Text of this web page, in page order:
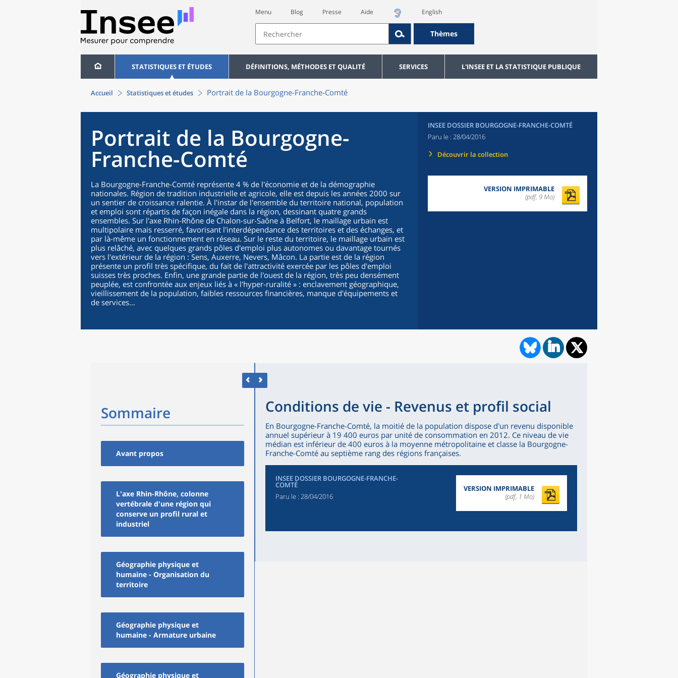
Menu Blog Presse Aide English
Thèmes
STATISTIQUES ET ÉTUDES DÉFINITIONS, MÉTHODES ET QUALITÉ SERVICES L'INSEE ET LA STATISTIQUE PUBLIQUE
Accueil Statistiques et études Portrait de la Bourgogne-Franche-Comté
Portrait de la Bourgogne-
Franche-Comté
La Bourgogne-Franche-Comté représente 4 % de l'économie et de la démographie
nationales. Région de tradition industrielle et agricole, elle est depuis les années 2000 sur
un sentier de croissance ralentie. À l'instar de l'ensemble du territoire national, population
et emploi sont répartis de façon inégale dans la région, dessinant quatre grands
ensembles. Sur l'axe Rhin-Rhône de Chalon-sur-Saône à Belfort, le maillage urbain est
multipolaire mais resserré, favorisant l'interdépendance des territoires et des échanges, et
par là-même un fonctionnement en réseau. Sur le reste du territoire, le maillage urbain est
plus relâché, avec quelques grands pôles d'emploi plus autonomes ou davantage tournés
vers l'extérieur de la région : Sens, Auxerre, Nevers, Mâcon. La partie est de la région
présente un profil très spécifique, du fait de l'attractivité exercée par les pôles d'emploi
suisses très proches. Enfin, une grande partie de l'ouest de la région, très peu densément
peuplée, est confrontée aux enjeux liés à « l'hyper-ruralité » : enclavement géographique,
vieillissement de la population, faibles ressources financières, manque d'équipements et
de services...
INSEE DOSSIER BOURGOGNE-FRANCHE-COMTÉ
Paru le : 28/04/2016
Découvrir la collection
VERSION IMPRIMABLE
(pdf, 9 Mo)
Sommaire
Avant propos
L'axe Rhin-Rhône, colonne
vertébrale d'une région qui
conserve un profil rural et
industriel
Géographie physique et
humaine - Organisation du
territoire
Géographie physique et
humaine - Armature urbaine
Géographie physique et
Conditions de vie - Revenus et profil social
En Bourgogne-Franche-Comté, la moitié de la population dispose d'un revenu disponible
annuel supérieur à 19 400 euros par unité de consommation en 2012. Ce niveau de vie
médian est inférieur de 400 euros à la moyenne métropolitaine et classe la Bourgogne-
Franche-Comté au septième rang des régions françaises.
INSEE DOSSIER BOURGOGNE-FRANCHE-
COMTÉ
Paru le : 28/04/2016
VERSION IMPRIMABLE
(pdf, 1 Mo)